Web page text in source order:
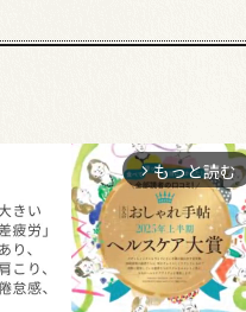
arrow_forward_ios もっと読む